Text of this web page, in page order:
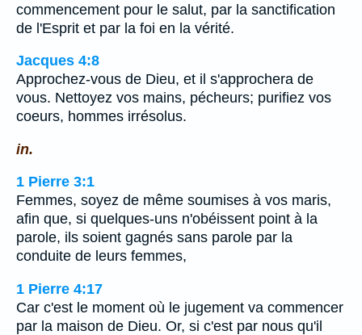
commencement pour le salut, par la sanctification
de l'Esprit et par la foi en la vérité.
Jacques 4:8
Approchez-vous de Dieu, et il s'approchera de
vous. Nettoyez vos mains, pécheurs; purifiez vos
coeurs, hommes irrésolus.
in.
1 Pierre 3:1
Femmes, soyez de même soumises à vos maris,
afin que, si quelques-uns n'obéissent point à la
parole, ils soient gagnés sans parole par la
conduite de leurs femmes,
1 Pierre 4:17
Car c'est le moment où le jugement va commencer
par la maison de Dieu. Or, si c'est par nous qu'il